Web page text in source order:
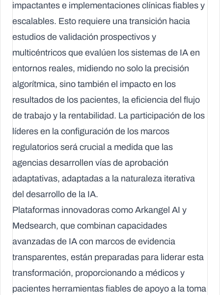
impactantes e implementaciones clínicas fiables y
escalables. Esto requiere una transición hacia
estudios de validación prospectivos y
multicéntricos que evalúen los sistemas de IA en
entornos reales, midiendo no solo la precisión
algorítmica, sino también el impacto en los
resultados de los pacientes, la eficiencia del flujo
de trabajo y la rentabilidad. La participación de los
líderes en la configuración de los marcos
regulatorios será crucial a medida que las
agencias desarrollen vías de aprobación
adaptativas, adaptadas a la naturaleza iterativa
del desarrollo de la IA.
Plataformas innovadoras como Arkangel AI y
Medsearch, que combinan capacidades
avanzadas de IA con marcos de evidencia
transparentes, están preparadas para liderar esta
transformación, proporcionando a médicos y
pacientes herramientas fiables de apoyo a la toma